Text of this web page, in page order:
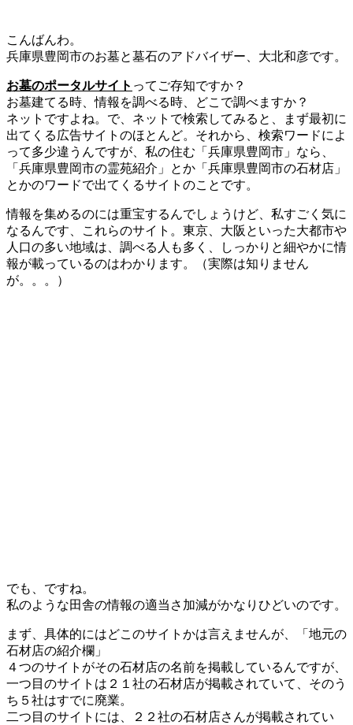
こんばんわ。
兵庫県豊岡市のお墓と墓石のアドバイザー、大北和彦です。
お墓のポータルサイト ってご存知ですか？
お墓建てる時、情報を調べる時、どこで調べますか？
ネットですよね。で、ネットで検索してみると、まず最初に
出てくる広告サイトのほとんど。それから、検索ワードによ
って多少違うんですが、私の住む「兵庫県豊岡市」なら、
「兵庫県豊岡市の霊苑紹介」とか「兵庫県豊岡市の石材店」
とかのワードで出てくるサイトのことです。
情報を集めるのには重宝するんでしょうけど、私すごく気に
なるんです、これらのサイト。東京、大阪といった大都市や
人口の多い地域は、調べる人も多く、しっかりと細やかに情
報が載っているのはわかります。（実際は知りません
が。。。）
でも、ですね。
私のような田舎の情報の適当さ加減がかなりひどいのです。
まず、具体的にはどこのサイトかは言えませんが、「地元の
石材店の紹介欄」
４つのサイトがその石材店の名前を掲載しているんですが、
一つ目のサイトは２１社の石材店が掲載されていて、そのう
ち５社はすでに廃業。
二つ目のサイトには、２２社の石材店さんが掲載されてい